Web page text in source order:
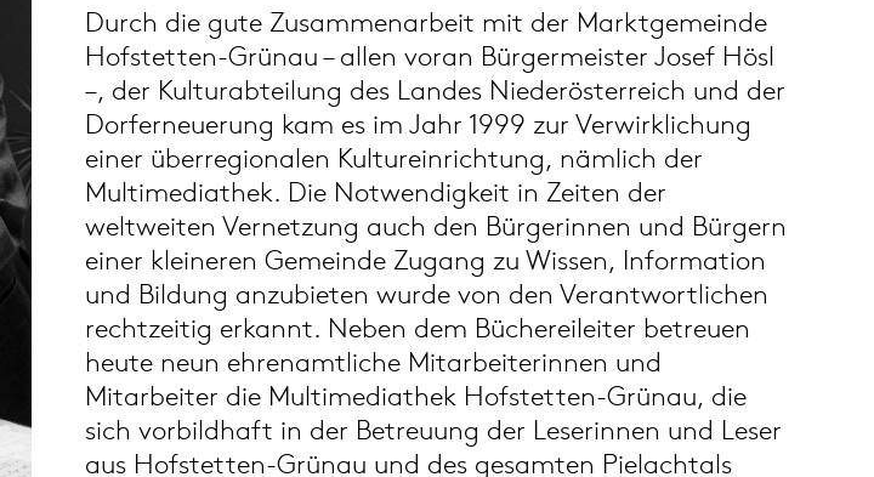
Durch die gute Zusammenarbeit mit der Marktgemeinde
Hofstetten-Grünau – allen voran Bürgermeister Josef Hösl
–, der Kulturabteilung des Landes Niederösterreich und der
Dorferneuerung kam es im Jahr 1999 zur Verwirklichung
einer überregionalen Kultureinrichtung, nämlich der
Multimediathek. Die Notwendigkeit in Zeiten der
weltweiten Vernetzung auch den Bürgerinnen und Bürgern
einer kleineren Gemeinde Zugang zu Wissen, Information
und Bildung anzubieten wurde von den Verantwortlichen
rechtzeitig erkannt. Neben dem Büchereileiter betreuen
heute neun ehrenamtliche Mitarbeiterinnen und
Mitarbeiter die Multimediathek Hofstetten-Grünau, die
sich vorbildhaft in der Betreuung der Leserinnen und Leser
aus Hofstetten-Grünau und des gesamten Pielachtals